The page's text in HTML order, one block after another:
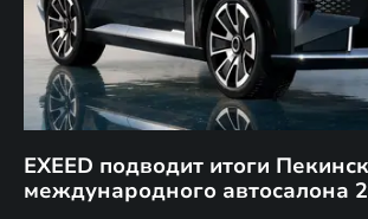
EXEED подводит итоги
международного автосалона